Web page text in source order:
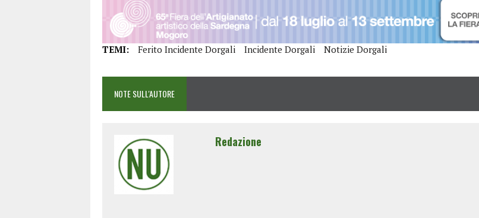
TEMI: Ferito Incidente Dorgali Incidente Dorgali Notizie Dorgali
NOTE SULL'AUTORE
Redazione